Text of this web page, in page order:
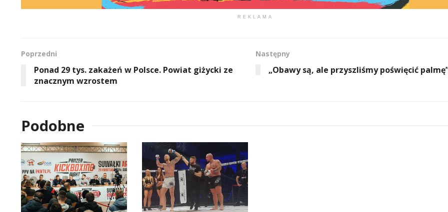
REKLAMA
Poprzedni
Ponad 29 tys. zakażeń w Polsce. Powiat giżycki ze
znacznym wzrostem
Następny
„Obawy są, ale przyszliśmy poświęcić
Podobne